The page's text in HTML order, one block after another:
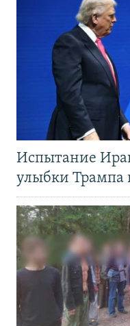
Испытание
улыбки